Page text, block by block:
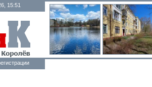
15:51